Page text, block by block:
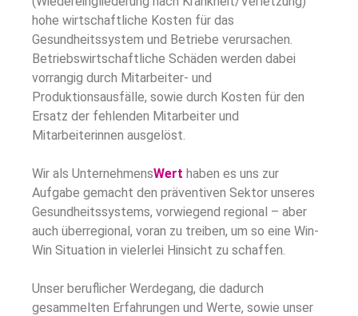
hohe wirtschaftliche Kosten für das
Gesundheitssystem und Betriebe verursachen.
Betriebswirtschaftliche Schäden werden dabei
vorrangig durch Mitarbeiter- und
Produktionsausfälle, sowie durch Kosten für den
Ersatz der fehlenden Mitarbeiter und
Mitarbeiterinnen ausgelöst.
Wir als UnternehmensWert haben es uns zur
Aufgabe gemacht den präventiven Sektor unseres
Gesundheitssystems, vorwiegend regional – aber
auch überregional, voran zu treiben, um so eine Win-
Win Situation in vielerlei Hinsicht zu schaffen.
Unser beruflicher Werdegang, die dadurch
gesammelten Erfahrungen und Werte, sowie unser